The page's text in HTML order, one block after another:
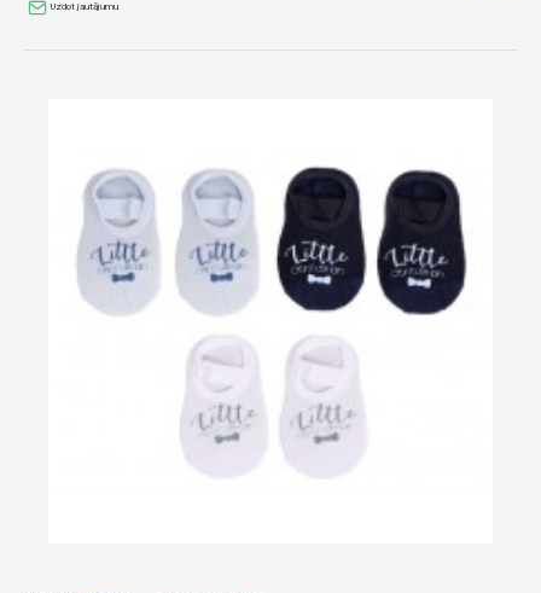
Uzdot jautājumu